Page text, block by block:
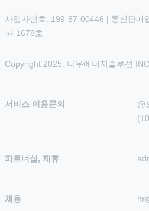
사업자번호: 199-87-00446 | 통신판매
파-1678호
Copyright 2025. 나우에너지솔루션
서비스 이용문의
@
파트너십, 제휴
채용